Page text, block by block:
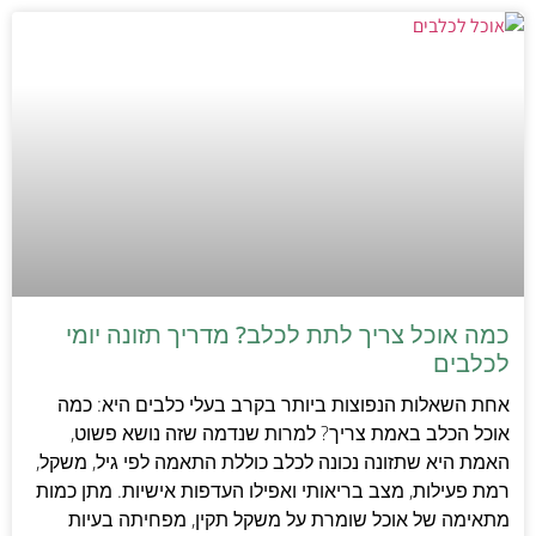
כמה אוכל צריך לתת לכלב? מדריך תזונה יומי
לכלבים
אחת השאלות הנפוצות ביותר בקרב בעלי כלבים היא: כמה
אוכל הכלב באמת צריך? למרות שנדמה שזה נושא פשוט,
האמת היא שתזונה נכונה לכלב כוללת התאמה לפי גיל, משקל,
רמת פעילות, מצב בריאותי ואפילו העדפות אישיות. מתן כמות
מתאימה של אוכל שומרת על משקל תקין, מפחיתה בעיות